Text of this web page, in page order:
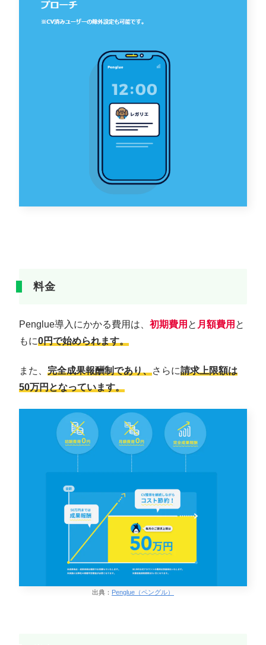
料金
Penglue導入にかかる費用は、 初期費用 と 月額費用 と
もに0円で始められます。
また、 完全成果報酬制であり、さらに請求上限額は
50万円となっています。
出典： Penglue（ペングル）